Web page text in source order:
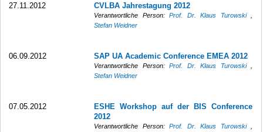
27.11.2012 CVLBA Jahrestagung 2012
Verantwortliche Person:Prof. Dr. Klaus Turowski
Stefan Weidner
06.09.2012 SAP UA Academic Conference EMEA 2012
Verantwortliche Person:Prof. Dr. Klaus Turowski
Stefan Weidner
07.05.2012
ESHE Workshop auf der BIS Conference
2012
Verantwortliche Person:Prof. Dr. Klaus Turowski